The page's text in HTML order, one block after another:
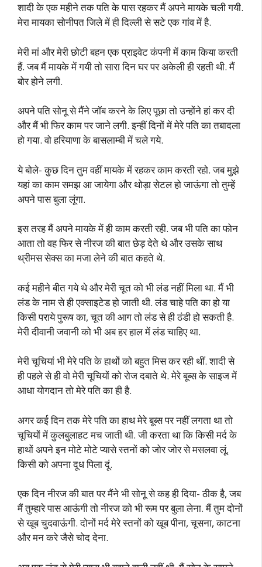
शादी के एक महीने तक पति के पास रहकर मैं अपने मायके चली गयी.
मेरा मायका सोनीपत जिले में ही दिल्ली से सटे एक गांव में है.
मेरी मां और मेरी छोटी बहन एक प्राइवेट कंपनी में काम किया करती
हैं. जब मैं मायके में गयी तो सारा दिन घर पर अकेली ही रहती थी. मैं
बोर होने लगी.
अपने पति सोनू से मैंने जॉब करने के लिए पूछा तो उन्होंने हां कर दी
और मैं भी फिर काम पर जाने लगी. इन्हीं दिनों में मेरे पति का तबादला
हो गया. वो हरियाणा के बासलाम्बी में चले गये.
ये बोले- कुछ दिन तुम वहीं मायके में रहकर काम करती रहो. जब मुझे
यहां का काम समझ आ जायेगा और थोड़ा सेटल हो जाऊंगा तो तुम्हें
अपने पास बुला लूंगा.
इस तरह मैं अपने मायके में ही काम करती रही. जब भी पति का फोन
आता तो वह फिर से नीरज की बात छेड़ देते थे और उसके साथ
थ्रीमस सेक्स का मजा लेने की बात कहते थे.
कई महीने बीत गये थे और मेरी चूत को भी लंड नहीं मिला था. मैं भी
लंड के नाम से ही एक्साइटेड हो जाती थी. लंड चाहे पति का हो या
किसी पराये पुरूष का, चूत की आग तो लंड से ही ठंडी हो सकती है.
मेरी दीवानी जवानी को भी अब हर हाल में लंड चाहिए था.
मेरी चूचियां भी मेरे पति के हाथों को बहुत मिस कर रही थीं. शादी से
ही पहले से ही वो मेरी चूचियों को रोज दबाते थे. मेरे बूब्स के साइज में
आधा योगदान तो मेरे पति का ही है.
अगर कई दिन तक मेरे पति का हाथ मेरे बूब्स पर नहीं लगता था तो
चूचियों में कुलबुलाहट मच जाती थी. जी करता था कि किसी मर्द के
हाथों अपने इन मोटे मोटे प्यासे स्तनों को जोर जोर से मसलवा लूं.
किसी को अपना दूध पिला दूं.
एक दिन नीरज की बात पर मैंने भी सोनू से कह ही दिया- ठीक है, जब
मैं तुम्हारे पास आऊंगी तो नीरज को भी रूम पर बुला लेना. मैं तुम दोनों
से खूब चुदवाऊंगी. दोनों मर्द मेरे स्तनों को खूब पीना, चूसना, काटना
और मन करे जैसे चोद देना.